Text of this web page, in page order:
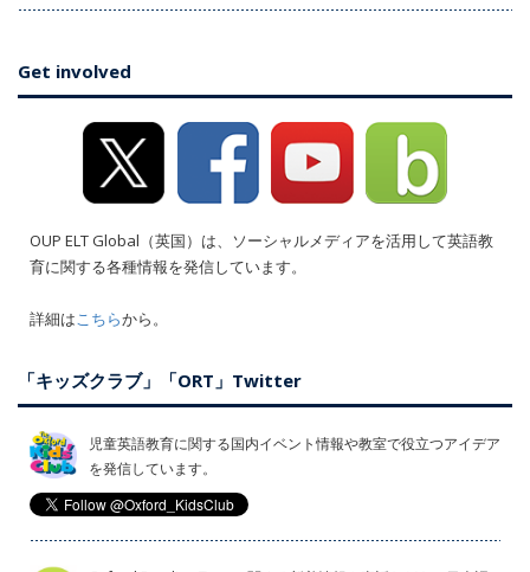
Get involved
OUP ELT Global（英国）は、ソーシャルメディアを活用して英語教
育に関する各種情報を発信しています。
詳細は こちらから。
「キッズクラブ」「ORT」Twitter
児童英語教育に関する国内イベント情報や教室で役立つアイデア
を発信しています。